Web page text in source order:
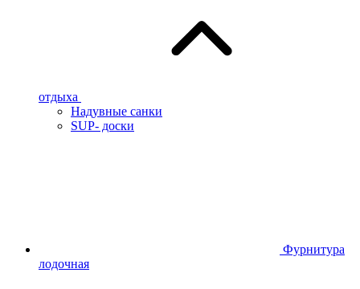
отдыха
Надувные санки
SUP- доски
Фурнитура
лодочная